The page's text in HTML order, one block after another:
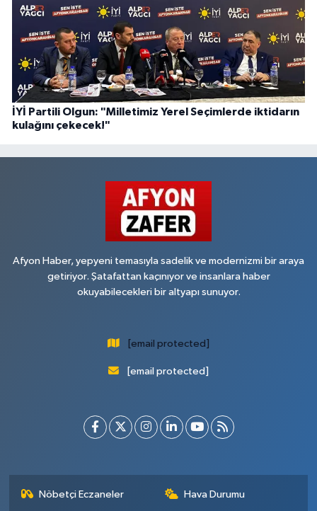
İYİ Partili Olgun: "Milletimiz Yerel Seçimlerde iktidarın
kulağını çekecek!"
Afyon Haber, yepyeni temasıyla sadelik ve modernizmi bir araya
getiriyor. Şatafattan kaçınıyor ve insanlara haber
okuyabilecekleri bir altyapı sunuyor.
[email protected]
[email protected]
Nöbetçi Eczaneler Hava Durumu